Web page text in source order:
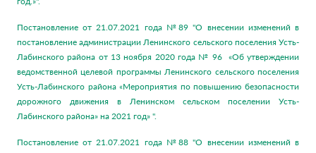
Постановление от 21.07.2021 года №89 "О внесении изменений в
постановление администрации Ленинского сельского поселения Усть-
Лабинского района от 13 ноября 2020 года № 96 «Об утверждении
ведомственной целевой программы Ленинского сельского поселения
Усть-Лабинского района «Мероприятия по повышению безопасности
дорожного движения в Ленинском сельском поселении Усть-
Лабинского района» на 2021 год» ".
Постановление от 21.07.2021 года №88 "О внесении изменений в